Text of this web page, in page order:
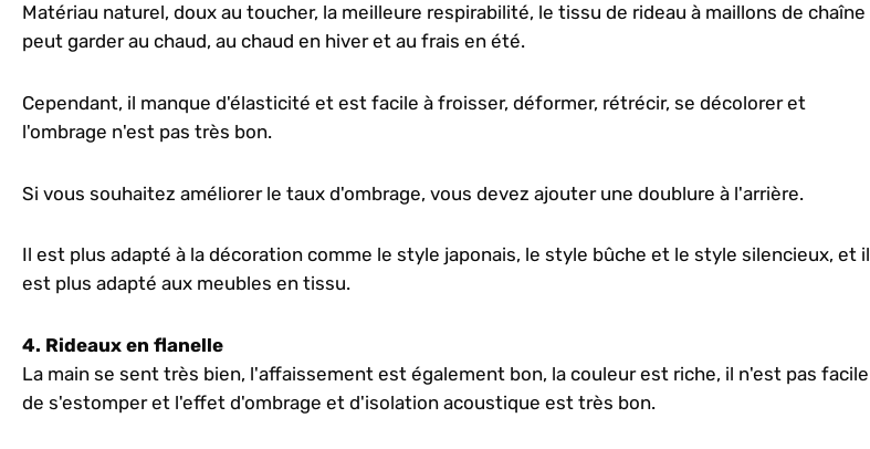
Matériau naturel, doux au toucher, la meilleure respirabilité, le tissu de rideau à maillons de chaîne
peut garder au chaud, au chaud en hiver et au frais en été.
Cependant, il manque d'élasticité et est facile à froisser, déformer, rétrécir, se décolorer et
l'ombrage n'est pas très bon.
Si vous souhaitez améliorer le taux d'ombrage, vous devez ajouter une doublure à l'arrière.
Il est plus adapté à la décoration comme le style japonais, le style bûche et le style silencieux, et il
est plus adapté aux meubles en tissu.
4. Rideaux en flanelle
La main se sent très bien, l'affaissement est également bon, la couleur est riche, il n'est pas facile
de s'estomper et l'effet d'ombrage et d'isolation acoustique est très bon.